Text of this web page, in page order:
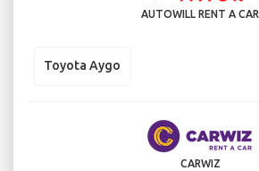
AUTOWILL RENT A CAR
Toyota Aygo
CARWIZ